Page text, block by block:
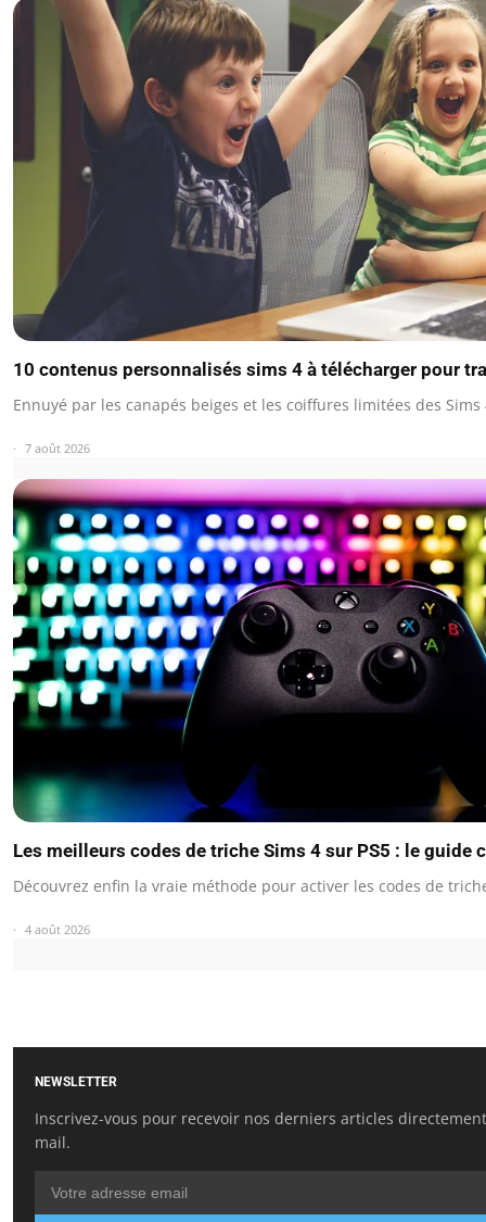
10 contenus personnalisés sims 4 à télécharger pour
Ennuyé par les canapés beiges et les coiffures limitées des Sims
7 août 2026
Les meilleurs codes de triche Sims 4 sur PS5 : le guide
Découvrez enfin la vraie méthode pour activer les codes de
4 août 2026
NEWSLETTER
Inscrivez-vous pour recevoir nos derniers articles
mail.